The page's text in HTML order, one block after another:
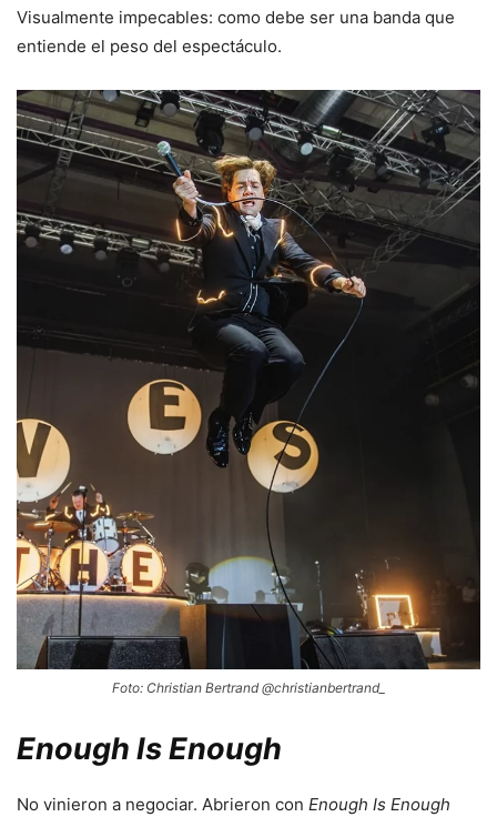
Visualmente impecables: como debe ser una banda que
entiende el peso del espectáculo.
Foto: Christian Bertrand @christianbertrand_
Enough Is Enough
No vinieron a negociar. Abrieron con Enough Is Enough